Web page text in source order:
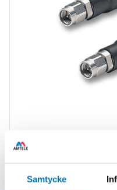
Samtycke
designed for testing